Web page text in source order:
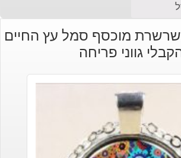
מוכסף סמל עץ החיים
גווני פריחה